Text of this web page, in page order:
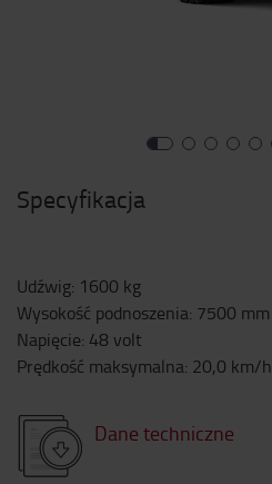
Specyfikacja
Udźwig: 1600 kg
Wysokość podnoszenia: 7500 mm
Napięcie: 48 volt
Prędkość maksymalna: 20,0 km/h
Dane techniczne